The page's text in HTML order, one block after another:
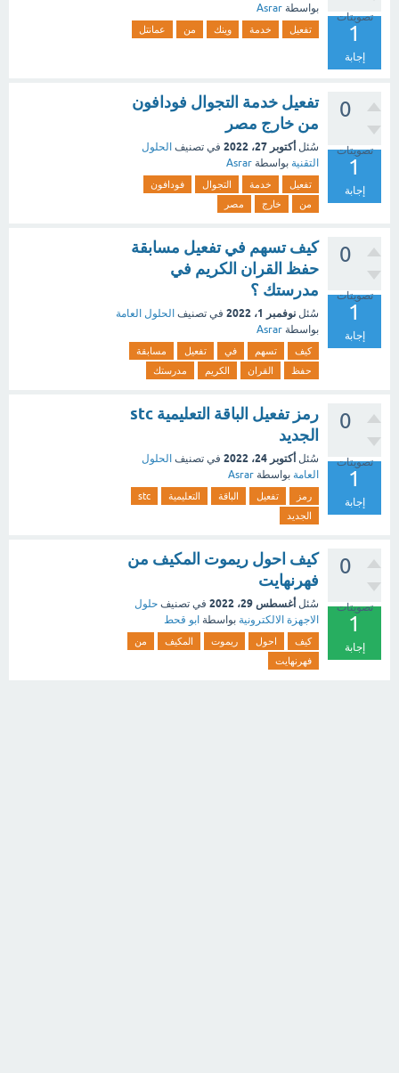
تصويتات
1
إجابة
بواسطة Asrar
تفعيل خدمة وينك من عمانتل
0
تصويتات
1
إجابة
تفعيل خدمة التجوال فودافون
من خارج مصر
سُئل أكتوبر 27، 2022 في تصنيف الحلول
التقنية بواسطة Asrar
تفعيل خدمة التجوال
فودافون
من
خارج مصر
0
تصويتات
1
إجابة
كيف تسهم في تفعيل مسابقة
حفظ القران الكريم في
مدرستك ؟
سُئل نوفمبر 1، 2022 في تصنيف الحلول العامة
بواسطة Asrar
كيف تسهم في تفعيل
مسابقة
حفظ
القران الكريم مدرستك
0
تصويتات
1
إجابة
رمز تفعيل الباقة التعليمية stc
الجديد
سُئل أكتوبر 24، 2022 في تصنيف الحلول
العامة بواسطة Asrar
رمز تفعيل الباقة التعليمية
stc
الجديد
0
تصويتات
1
إجابة
كيف احول ريموت المكيف من
فهرنهايت
سُئل أغسطس 29، 2022 في تصنيف حلول
الاجهزة الالكترونية بواسطة ابو قحط
كيف احول ريموت المكيف
من
فهرنهايت